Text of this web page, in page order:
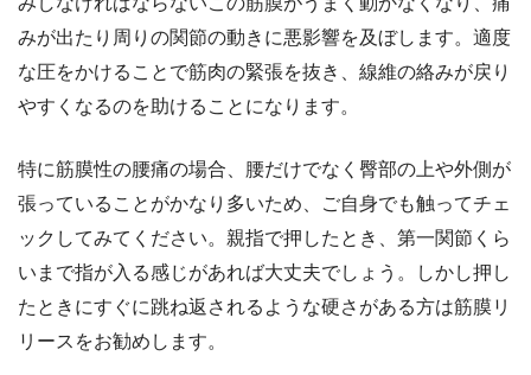
みが出たり周りの関節の動きに悪影響を及ぼします。適度
な圧をかけることで筋肉の緊張を抜き、線維の絡みが戻り
やすくなるのを助けることになります。
特に筋膜性の腰痛の場合、腰だけでなく臀部の上や外側が
張っていることがかなり多いため、ご自身でも触ってチェ
ックしてみてください。親指で押したとき、第一関節くら
いまで指が入る感じがあれば大丈夫でしょう。しかし押し
たときにすぐに跳ね返されるような硬さがある方は筋膜リ
リースをお勧めします。